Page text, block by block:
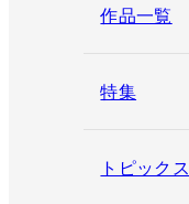
作品一覧
特集
トピックス